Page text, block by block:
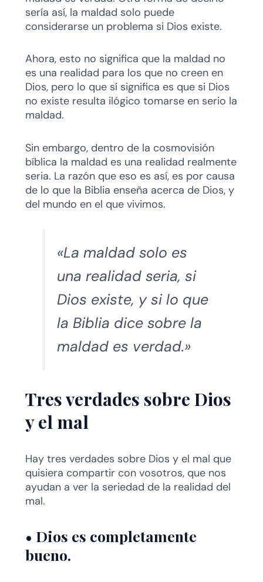
sería así, la maldad solo puede
considerarse un problema si Dios existe.
Ahora, esto no significa que la maldad no
es una realidad para los que no creen en
Dios, pero lo que sí significa es que si Dios
no existe resulta ilógico tomarse en serio la
maldad.
Sin embargo, dentro de la cosmovisión
bíblica la maldad es una realidad realmente
seria. La razón que eso es así, es por causa
de lo que la Biblia enseña acerca de Dios, y
del mundo en el que vivimos.
«La maldad solo es
una realidad seria, si
Dios existe, y si lo que
la Biblia dice sobre la
maldad es verdad.»
Tres verdades sobre Dios
y el mal
Hay tres verdades sobre Dios y el mal que
quisiera compartir con vosotros, que nos
ayudan a ver la seriedad de la realidad del
mal.
• Dios es completamente
bueno.